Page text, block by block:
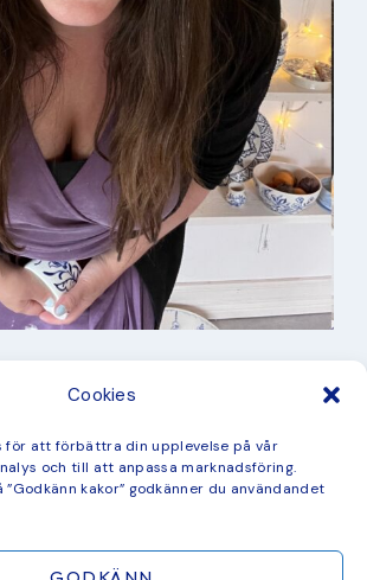
Cookies
för att förbättra din upplevelse på vår
och till att anpassa marknadsföring.
kakor” godkänner du användandet